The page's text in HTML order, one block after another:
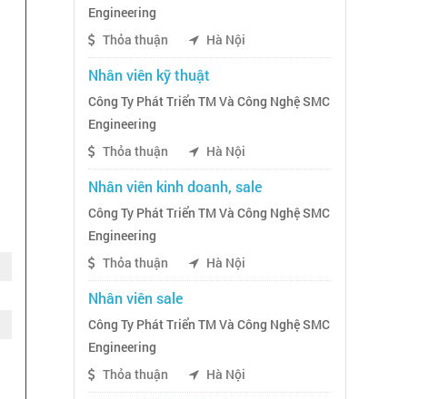
Engineering
Thỏa thuận
Hà Nội
Nhân viên kỹ thuật
Công Ty Phát Triển TM Và Công Nghệ SMC
Engineering
Thỏa thuận
Hà Nội
Nhân viên kinh doanh, sale
Công Ty Phát Triển TM Và Công Nghệ SMC
Engineering
Thỏa thuận
Hà Nội
Nhân viên sale
Công Ty Phát Triển TM Và Công Nghệ SMC
Engineering
Thỏa thuận
Hà Nội